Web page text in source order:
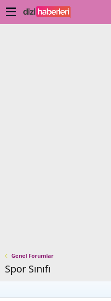
Genel Forumlar
Spor Sınıfı